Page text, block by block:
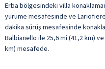
Erba bölgesindeki villa
yürüme mesafesinde ve
dakika sürüş mesafesinde
Balbianello ile 25,6 mi (41,2 km)
km) mesafede.